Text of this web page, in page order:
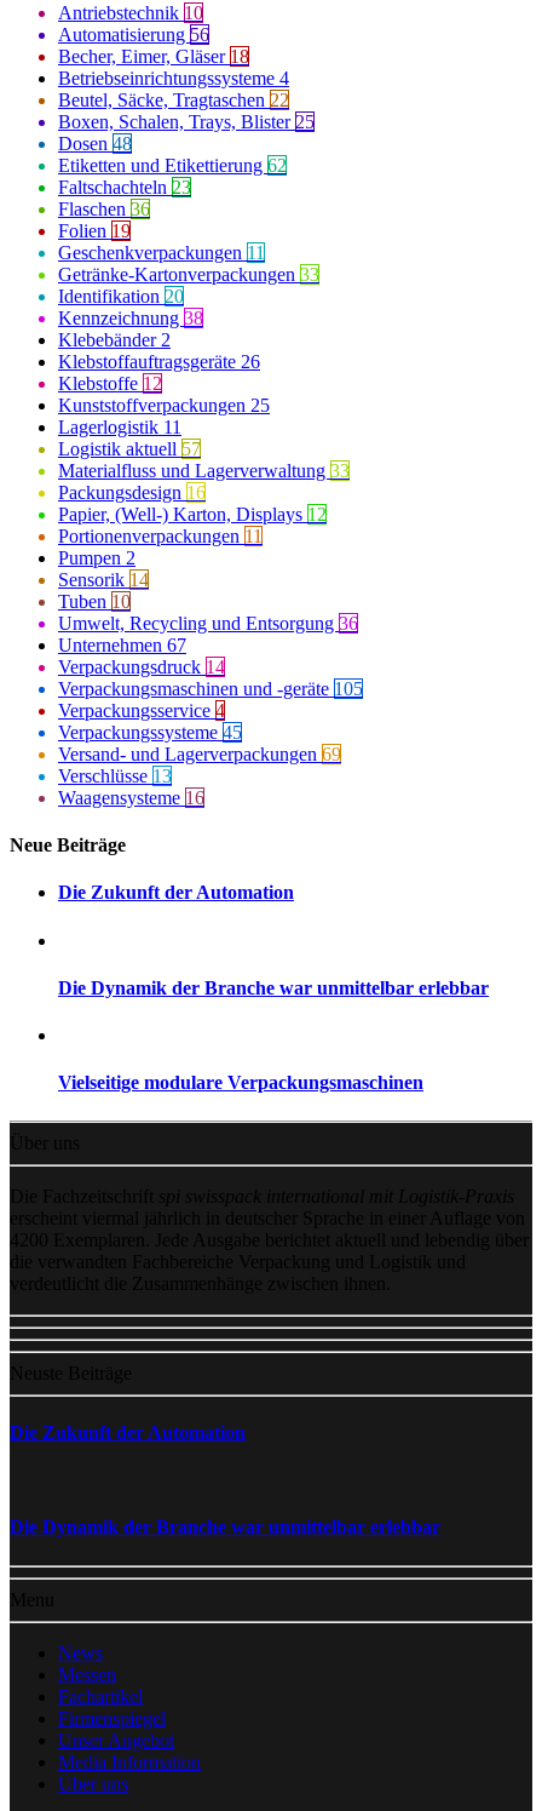
Antriebstechnik 10
Automatisierung 56
Becher, Eimer, Gläser 18
Betriebseinrichtungssysteme 4
Beutel, Säcke, Tragtaschen 22
Boxen, Schalen, Trays, Blister 25
Dosen 48
Etiketten und Etikettierung 62
Faltschachteln 23
Flaschen 36
Folien 19
Geschenkverpackungen 11
Getränke-Kartonverpackungen 33
Identifikation 20
Kennzeichnung 38
Klebebänder 2
Klebstoffauftragsgeräte 26
Klebstoffe 12
Kunststoffverpackungen 25
Lagerlogistik 11
Logistik aktuell 57
Materialfluss und Lagerverwaltung 33
Packungsdesign 16
Papier, (Well-) Karton, Displays 12
Portionenverpackungen 11
Pumpen 2
Sensorik 14
Tuben 10
Umwelt, Recycling und Entsorgung 36
Unternehmen 67
Verpackungsdruck 14
Verpackungsmaschinen und -geräte 105
Verpackungsservice 4
Verpackungssysteme 45
Versand- und Lagerverpackungen 69
Verschlüsse 13
Waagensysteme 16
Neue Beiträge
Die Zukunft der Automation
Die Dynamik der Branche war unmittelbar erlebbar
Vielseitige modulare Verpackungsmaschinen
Über uns
Die Fachzeitschrift
spi swisspack international mit Logistik-Praxis
erscheint viermal jährlich in deutscher Sprache in einer Auflage von
4200 Exemplaren. Jede Ausgabe berichtet aktuell und lebendig über
die verwandten Fachbereiche Verpackung und Logistik und
verdeutlicht die Zusammenhänge zwischen ihnen.
Neuste Beiträge
Die Zukunft der Automation
Die Dynamik der Branche war unmittelbar erlebbar
Menu
News
Messen
Fachartikel
Firmenspiegel
Unser Angebot
Media Information
Über uns